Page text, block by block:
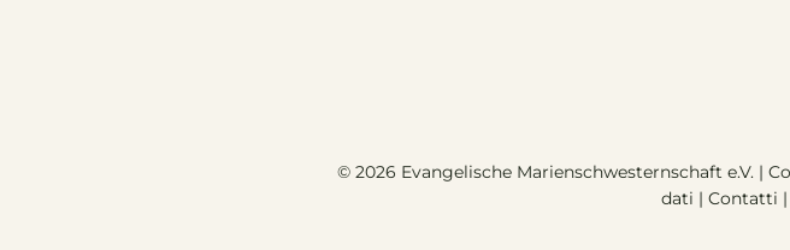
© 2026 Evangelische Marienschwesternschaft e.V. |
dati | Contatti |